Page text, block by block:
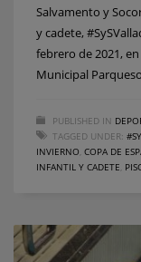
Salvamento y
y cadete,
febrero de 2021,
Municipal
PUBLISHED IN
TAGGED UNDER:
INVIERNO COPA DE
INFANTIL Y CADETE